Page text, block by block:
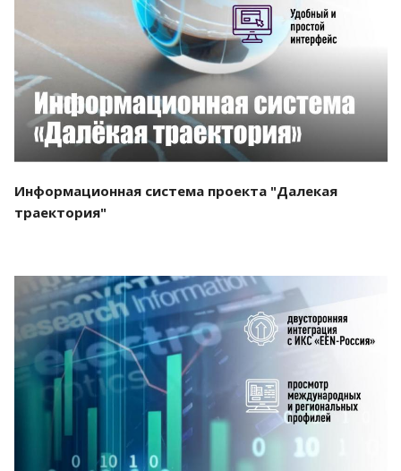
Смотреть проект
Информационная система проекта "Далекая
траектория"
Смотреть проект